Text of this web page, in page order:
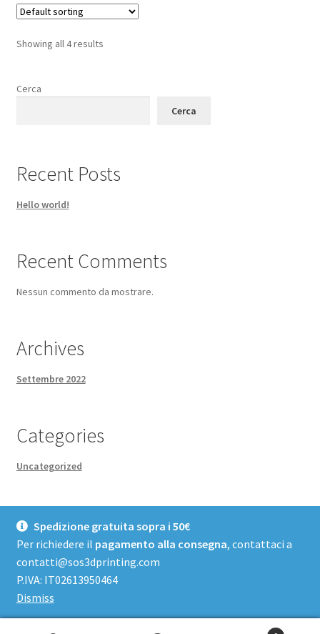
Showing all 4 results
Cerca
Cerca
Recent Posts
Hello world!
Recent Comments
Nessun commento da mostrare.
Archives
Settembre 2022
Categories
Uncategorized
© Sos3DPrinting - Negozio 2026
Fatto con Storefront & WooCommerce
Spedizione gratuita sopra i 50€
Per richiedere il pagamento alla consegna, contattaci a
contatti@sos3dprinting.com
P.IVA: IT02613950464
Dismiss